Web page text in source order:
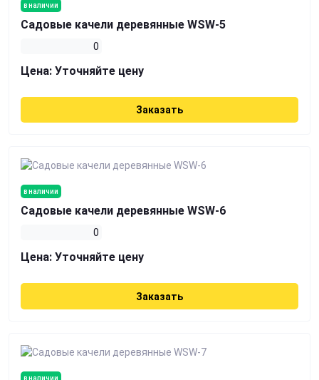
в наличии
Садовые качели деревянные WSW-5
0
Цена: Уточняйте цену
Заказать
в наличии
Садовые качели деревянные WSW-6
0
Цена: Уточняйте цену
Заказать
в наличии